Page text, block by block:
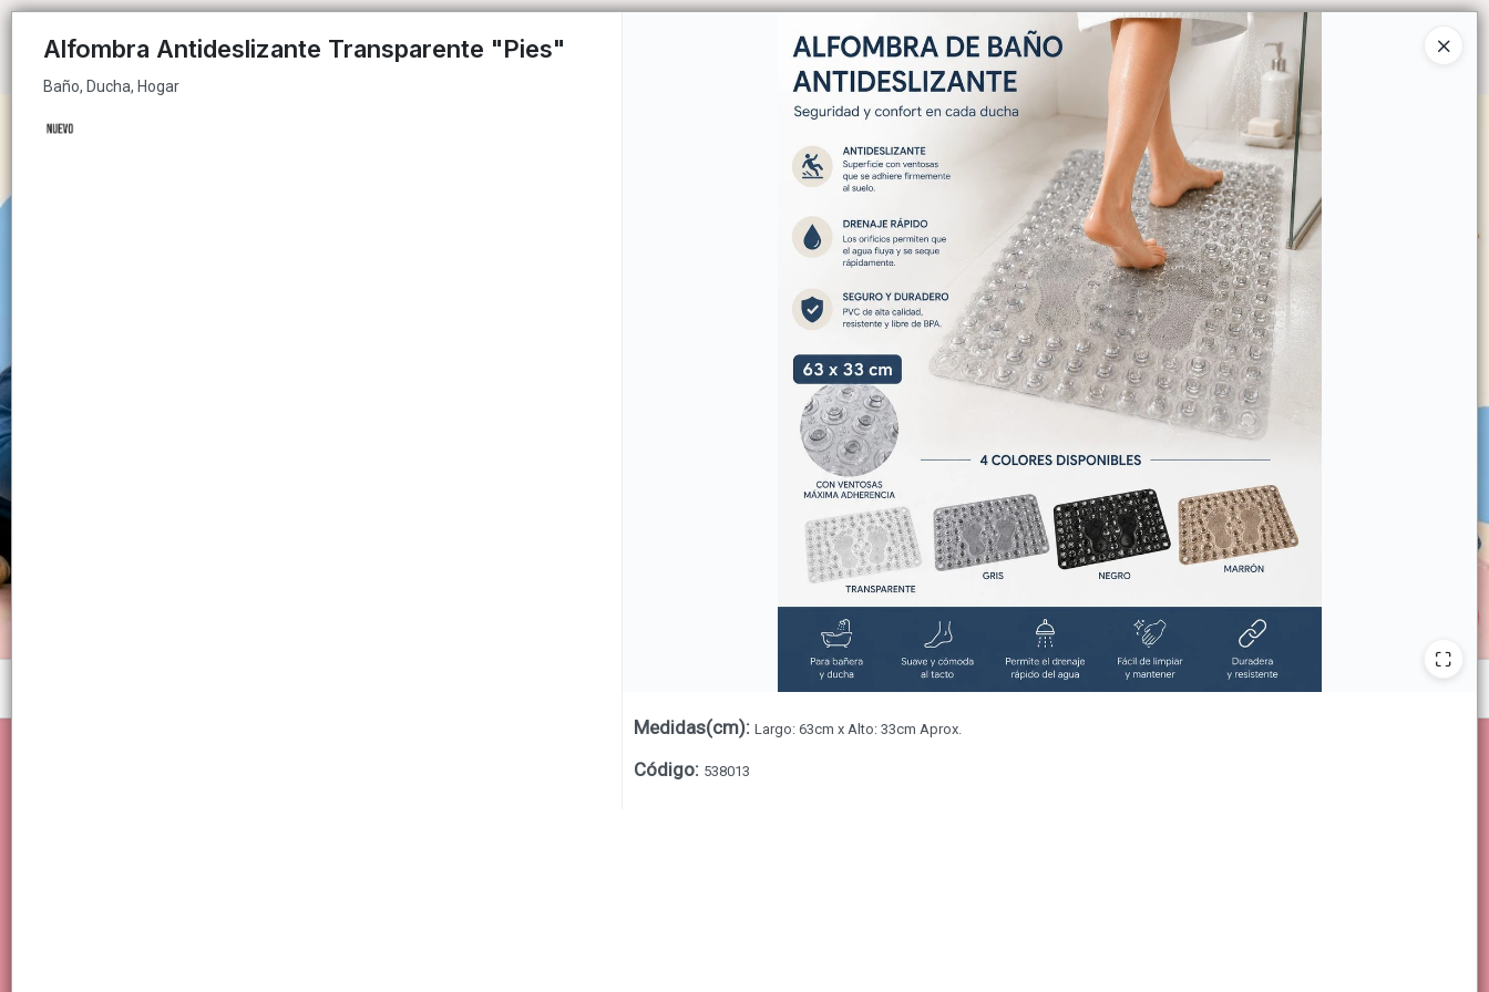
Baño, Ducha, Hogar
Alfombra Antideslizante Transparente "Pies"
Baño, Ducha, Hogar
Medidas(cm): Largo: 63cm x Alto: 33cm Aprox.
Código: 538013
Ingresar a la Tienda
CÓMO COMPRAR QUIÉNES SOMOS CONTACTO